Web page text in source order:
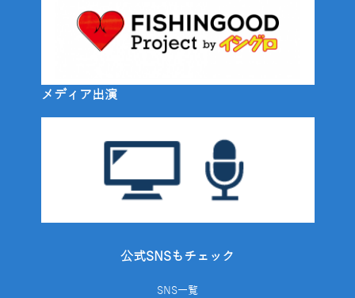
メディア出演
公式SNSもチェック
SNS一覧